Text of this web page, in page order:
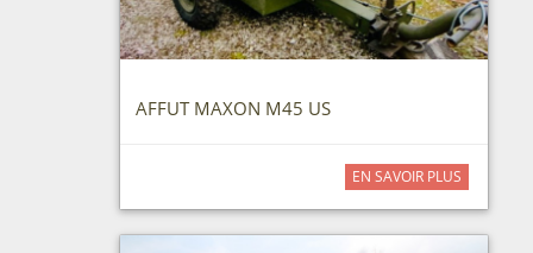
AFFUT MAXON M45 US
EN SAVOIR PLUS